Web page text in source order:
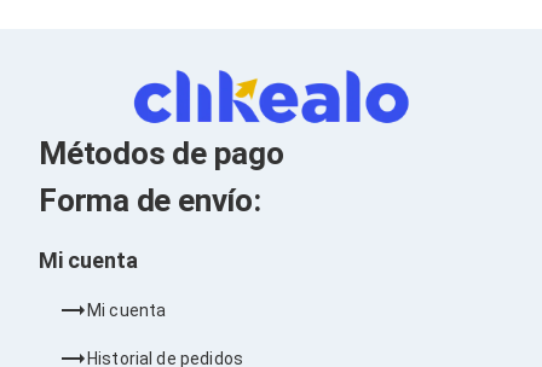
Accesorios para PC's
Bases para PC's
Kits de Herramientas
Candados para PC's
Protectores para PC's
Limpiadores para Electrónicos
Laptops
Workstations
Mini PC's
Métodos de pago
Forma de envío:
Mi cuenta
Mi cuenta
Historial de pedidos